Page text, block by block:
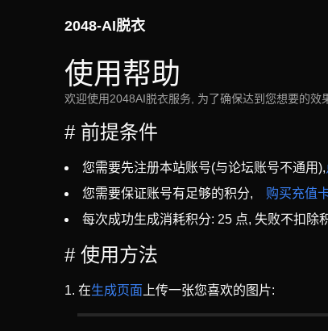
2048-AI脱衣
使用帮助
欢迎使用2048AI脱衣服务, 为了确保达到您想要的效
# 前提条件
您需要先注册本站账号(与论坛账号不通用),
您需要保证账号有足够的积分,
购买充值
每次成功生成消耗积分: 25 点, 失败不扣除
# 使用方法
在生成页面 上传一张您喜欢的图片: